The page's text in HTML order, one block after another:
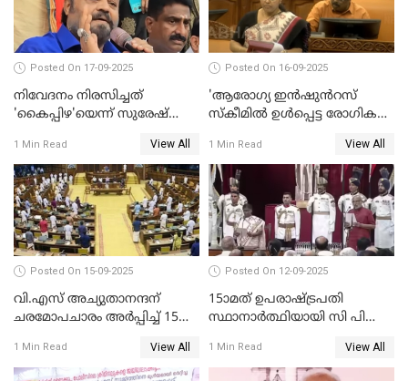
Posted On 17-09-2025
നിവേദനം നിരസിച്ചത്
'കൈപ്പിഴ'യെന്ന് സുരേഷ്
1 Min Read View All
Posted On 16-09-2025
'ആരോഗ്യ ഇൻഷുൻറസ്
സ്കീമിൽ ഉൾപ്പെട്ട രോഗികൾ
വാങ്ങി നൽകേണ്ട സാഹചര്യം
ഇല്ല'; വീണ ജോർജ് WATCH
VIDEO
1 Min Read View All
Posted On 15-09-2025
വി.എസ് അച്യുതാനന്ദന്
ചരമോപചാരം അർപ്പിച്ച് 15-ാം
സമ്മേളനത്തിന് തുടക്കം
WATCH VIDEO
1 Min Read View All
Posted On 12-09-2025
15ാമത് ഉപരാഷ്ട്രപതി
സ്ഥാനാര്‍ത്ഥിയായി സി പി
സത്യപ്രതിജ്ഞ ചെയ്തു
WATCH VIDEO
1 Min Read View All